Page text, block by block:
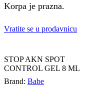
Korpa je prazna.
Vratite se u prodavnicu
STOP AKN SPOT
CONTROL GEL 8 ML
Brand: Babe